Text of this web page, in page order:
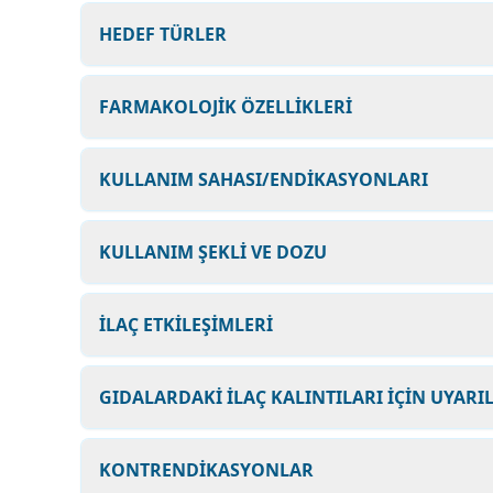
HEDEF TÜRLER
FARMAKOLOJİK ÖZELLİKLERİ
KULLANIM SAHASI/ENDİKASYONLARI
KULLANIM ŞEKLİ VE DOZU
İLAÇ ETKİLEŞİMLERİ
GIDALARDAKİ İLAÇ KALINTILARI İÇİN
KONTRENDİKASYONLAR